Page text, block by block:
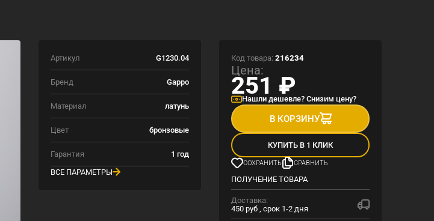
Артикул G1230.04
Бренд Gappo
Материал латунь
Цвет бронзовые
Гарантия
1 год
ВСЕ ПАРАМЕТРЫ
Код товара: 216234
Цена:
251 ₽
Нашли дешевле? Снизим цену?
В КОРЗИНУ
КУПИТЬ В 1 КЛИК
СОХРАНИТЬ СРАВНИТЬ
ПОЛУЧЕНИЕ ТОВАРА
Доставка:
450 руб , срок 1-2 дня